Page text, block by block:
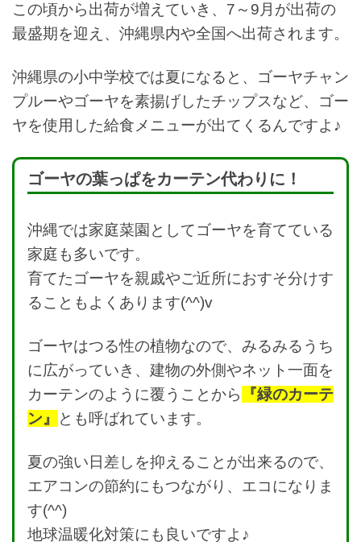
この頃から出荷が増えていき、7～9月が出荷の
最盛期を迎え、沖縄県内や全国へ出荷されます。
沖縄県の小中学校では夏になると、ゴーヤチャン
プルーやゴーヤを素揚げしたチップスなど、ゴー
ヤを使用した給食メニューが出てくるんですよ♪
ゴーヤの葉っぱをカーテン代わりに！
沖縄では家庭菜園としてゴーヤを育てている
家庭も多いです。
育てたゴーヤを親戚やご近所におすそ分けす
ることもよくあります(^^)v
ゴーヤはつる性の植物なので、みるみるうち
に広がっていき、建物の外側やネット一面を
カーテンのように覆うことから
『緑のカーテ
ン』
とも呼ばれています。
夏の強い日差しを抑えることが出来るので、
エアコンの節約にもつながり、エコになりま
す(^^)
地球温暖化対策にも良いですよ♪